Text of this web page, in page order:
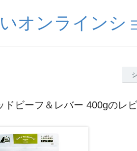
オンラインシ
ビーフ＆レバー 400gのレ